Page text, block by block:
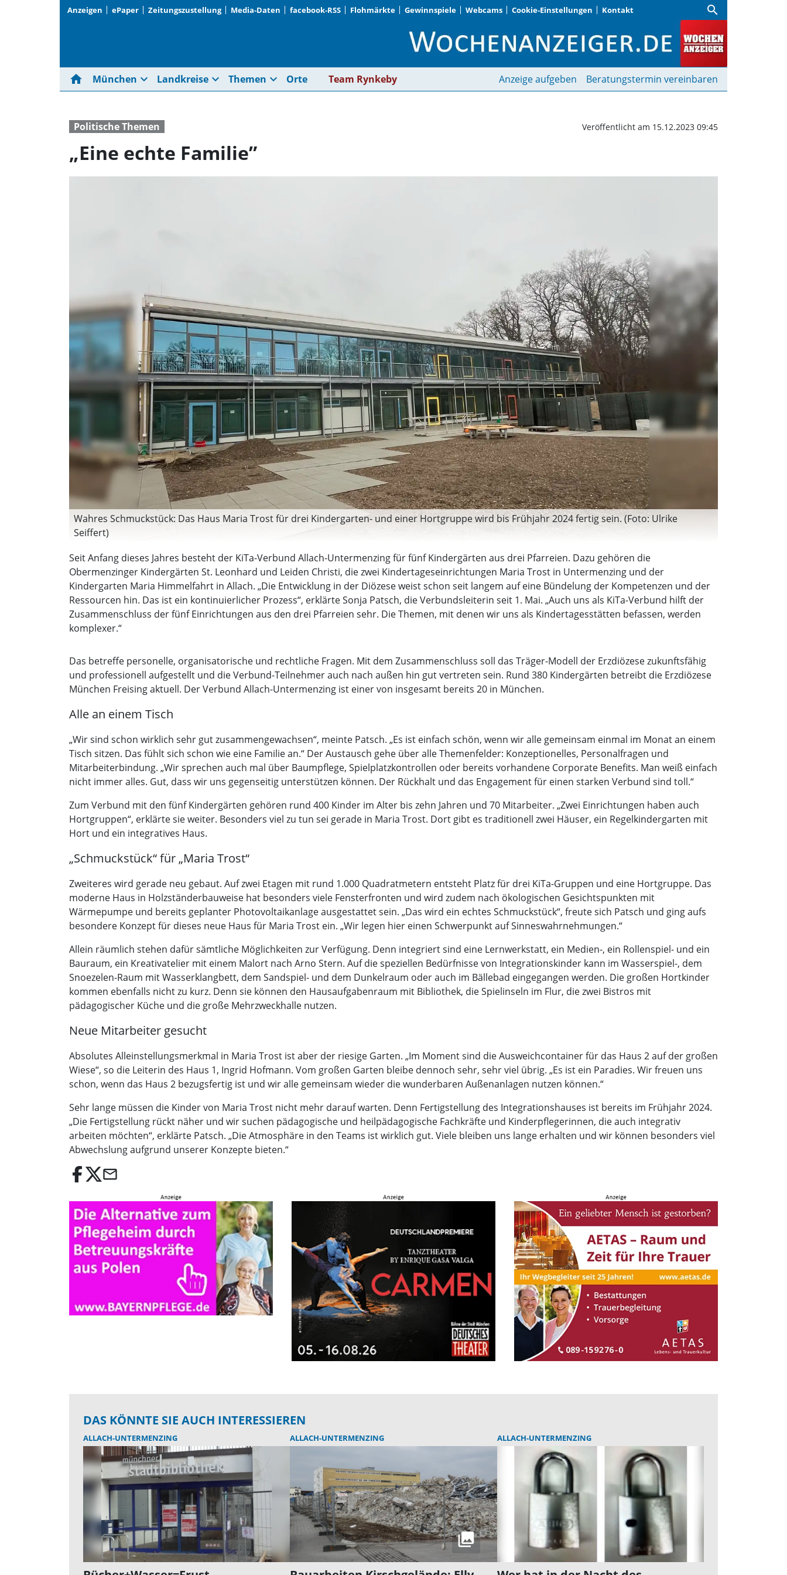
Anzeigen ePaper Zeitungszustellung Media-Daten facebook-RSS Flohmärkte Gewinnspiele Webcams Cookie-Einstellungen Kontakt search
„Eine echte Familie” | Wochenanzeiger
home München expand_more Landkreise expand_more Themen expand_more Orte Team Rynkeby Anzeige aufgeben Beratungstermin vereinbaren
Politische Themen Veröffentlicht am 15.12.2023 09:45
„Eine echte Familie”
Wahres Schmuckstück: Das Haus Maria Trost für drei Kindergarten- und einer Hortgruppe wird bis Frühjahr 2024 fertig sein. (Foto: Ulrike
Seiffert)
Seit Anfang dieses Jahres besteht der KiTa-Verbund Allach-Untermenzing für fünf Kindergärten aus drei Pfarreien. Dazu gehören die
Obermenzinger Kindergärten St. Leonhard und Leiden Christi, die zwei Kindertageseinrichtungen Maria Trost in Untermenzing und der
Kindergarten Maria Himmelfahrt in Allach. „Die Entwicklung in der Diözese weist schon seit langem auf eine Bündelung der Kompetenzen und der
Ressourcen hin. Das ist ein kontinuierlicher Prozess“, erklärte Sonja Patsch, die Verbundsleiterin seit 1. Mai. „Auch uns als KiTa-Verbund hilft der
Zusammenschluss der fünf Einrichtungen aus den drei Pfarreien sehr. Die Themen, mit denen wir uns als Kindertagesstätten befassen, werden
komplexer.“
Das betreffe personelle, organisatorische und rechtliche Fragen. Mit dem Zusammenschluss soll das Träger-Modell der Erzdiözese zukunftsfähig
und professionell aufgestellt und die Verbund-Teilnehmer auch nach außen hin gut vertreten sein. Rund 380 Kindergärten betreibt die Erzdiözese
München Freising aktuell. Der Verbund Allach-Untermenzing ist einer von insgesamt bereits 20 in München.
Alle an einem Tisch
„Wir sind schon wirklich sehr gut zusammengewachsen“, meinte Patsch. „Es ist einfach schön, wenn wir alle gemeinsam einmal im Monat an einem
Tisch sitzen. Das fühlt sich schon wie eine Familie an.“ Der Austausch gehe über alle Themenfelder: Konzeptionelles, Personalfragen und
Mitarbeiterbindung. „Wir sprechen auch mal über Baumpflege, Spielplatzkontrollen oder bereits vorhandene Corporate Benefits. Man weiß einfach
nicht immer alles. Gut, dass wir uns gegenseitig unterstützen können. Der Rückhalt und das Engagement für einen starken Verbund sind toll.“
Zum Verbund mit den fünf Kindergärten gehören rund 400 Kinder im Alter bis zehn Jahren und 70 Mitarbeiter. „Zwei Einrichtungen haben auch
Hortgruppen“, erklärte sie weiter. Besonders viel zu tun sei gerade in Maria Trost. Dort gibt es traditionell zwei Häuser, ein Regelkindergarten mit
Hort und ein integratives Haus.
„Schmuckstück“ für „Maria Trost“
Zweiteres wird gerade neu gebaut. Auf zwei Etagen mit rund 1.000 Quadratmetern entsteht Platz für drei KiTa-Gruppen und eine Hortgruppe. Das
moderne Haus in Holzständerbauweise hat besonders viele Fensterfronten und wird zudem nach ökologischen Gesichtspunkten mit
Wärmepumpe und bereits geplanter Photovoltaikanlage ausgestattet sein. „Das wird ein echtes Schmuckstück“, freute sich Patsch und ging aufs
besondere Konzept für dieses neue Haus für Maria Trost ein. „Wir legen hier einen Schwerpunkt auf Sinneswahrnehmungen.“
Allein räumlich stehen dafür sämtliche Möglichkeiten zur Verfügung. Denn integriert sind eine Lernwerkstatt, ein Medien-, ein Rollenspiel- und ein
Bauraum, ein Kreativatelier mit einem Malort nach Arno Stern. Auf die speziellen Bedürfnisse von Integrationskinder kann im Wasserspiel-, dem
Snoezelen-Raum mit Wasserklangbett, dem Sandspiel- und dem Dunkelraum oder auch im Bällebad eingegangen werden. Die großen Hortkinder
kommen ebenfalls nicht zu kurz. Denn sie können den Hausaufgabenraum mit Bibliothek, die Spielinseln im Flur, die zwei Bistros mit
pädagogischer Küche und die große Mehrzweckhalle nutzen.
Neue Mitarbeiter gesucht
Absolutes Alleinstellungsmerkmal in Maria Trost ist aber der riesige Garten. „Im Moment sind die Ausweichcontainer für das Haus 2 auf der großen
Wiese“, so die Leiterin des Haus 1, Ingrid Hofmann. Vom großen Garten bleibe dennoch sehr, sehr viel übrig. „Es ist ein Paradies. Wir freuen uns
schon, wenn das Haus 2 bezugsfertig ist und wir alle gemeinsam wieder die wunderbaren Außenanlagen nutzen können.“
Sehr lange müssen die Kinder von Maria Trost nicht mehr darauf warten. Denn Fertigstellung des Integrationshauses ist bereits im Frühjahr 2024.
„Die Fertigstellung rückt näher und wir suchen pädagogische und heilpädagogische Fachkräfte und Kinderpflegerinnen, die auch integrativ
arbeiten möchten“, erklärte Patsch. „Die Atmosphäre in den Teams ist wirklich gut. Viele bleiben uns lange erhalten und wir können besonders viel
Abwechslung aufgrund unserer Konzepte bieten.“
email
DAS KÖNNTE SIE AUCH INTERESSIEREN
ALLACH-UNTERMENZING ALLACH-UNTERMENZING ALLACH-UNTERMENZING